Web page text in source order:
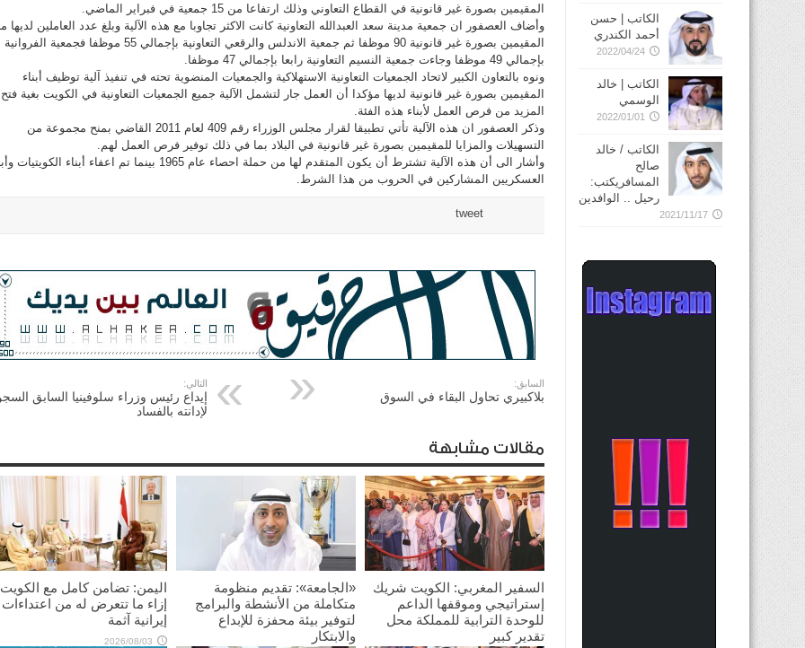
المقيمين بصورة غير قانونية في القطاع التعاوني وذلك ارتفاعا من 15 جمعية في فبراير الماضي.
وأضاف العصفور ان جمعية مدينة سعد العبدالله التعاونية كانت الاكثر تجاوبا مع هذه الآلية وبلغ عدد العاملين لديها
المقيمين بصورة غير قانونية 90 موظفا ثم جمعية الاندلس والرقعي التعاونية بإجمالي 55 موظفا فجمعية الفروانية
بإجمالي 49 موظفا وجاءت جمعية النسيم التعاونية رابعا بإجمالي 47 موظفا.
ونوه بالتعاون الكبير لاتحاد الجمعيات التعاونية الاستهلاكية والجمعيات المنضوية تحته في تنفيذ آلية توظيف أبناء
المقيمين بصورة غير قانونية لديها مؤكدا أن العمل جار لتشمل الآلية جميع الجمعيات التعاونية في الكويت بغية فتح
المزيد من فرص العمل لأبناء هذه الفئة.
وذكر العصفور ان هذه الآلية تأتي تطبيقا لقرار مجلس الوزراء رقم 409 لعام 2011 القاضي بمنح مجموعة من
التسهيلات والمزايا للمقيمين بصورة غير قانونية في البلاد بما في ذلك توفير فرص العمل لهم.
وأشار الى أن هذه الآلية تشترط أن يكون المتقدم لها من حملة احصاء عام 1965 بينما تم اعفاء أبناء
العسكريين المشاركين في الحروب من هذا الشرط.
tweet
السابق:
بلاكبيري تحاول البقاء في السوق
التالي:
إيداع رئيس وزراء سلوفينيا السابق
لإدانته بالفساد
مقالات مشابهة
السفير المغربي: الكويت شريك
إستراتيجي وموقفها الداعم
للوحدة الترابية للمملكة محل
تقدير كبير
«الجامعة»: تقديم منظومة
متكاملة من الأنشطة والبرامج
لتوفير بيئة محفزة للإبداع
والابتكار
اليمن: تضامن كامل مع الكويت
إزاء ما تتعرض له من اعتداءات
إيرانية آثمة
2026/08/03
الكاتب | حسن
أحمد الكندري
2022/04/24
الكاتب | خالد
الوسمي
2022/01/01
الكاتب / خالد
صالح
المسافريكتب:
رحيل .. الوافدين
2021/11/17